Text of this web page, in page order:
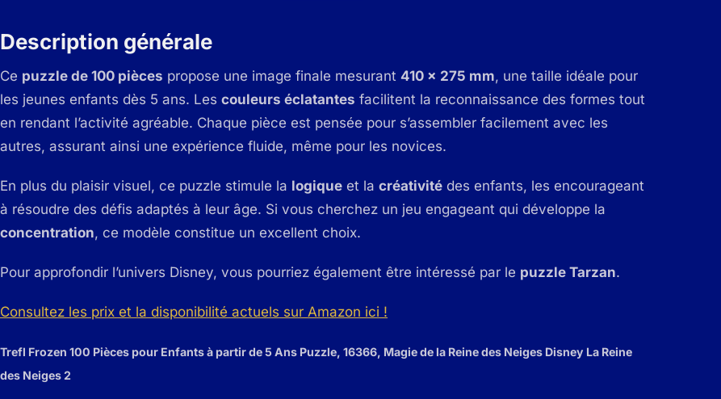
Description générale
Ce puzzle de 100 pièces propose une image finale mesurant 410 x 275 mm, une taille idéale pour
les jeunes enfants dès 5 ans. Les couleurs éclatantes facilitent la reconnaissance des formes tout
en rendant l’activité agréable. Chaque pièce est pensée pour s’assembler facilement avec les
autres, assurant ainsi une expérience fluide, même pour les novices.
En plus du plaisir visuel, ce puzzle stimule la logique et la créativité des enfants, les encourageant
à résoudre des défis adaptés à leur âge. Si vous cherchez un jeu engageant qui développe la
concentration, ce modèle constitue un excellent choix.
Pour approfondir l’univers Disney, vous pourriez également être intéressé par le puzzle Tarzan.
Consultez les prix et la disponibilité actuels sur Amazon ici !
Trefl Frozen 100 Pièces pour Enfants à partir de 5 Ans Puzzle, 16366, Magie de la Reine des Neiges Disney La Reine
des Neiges 2